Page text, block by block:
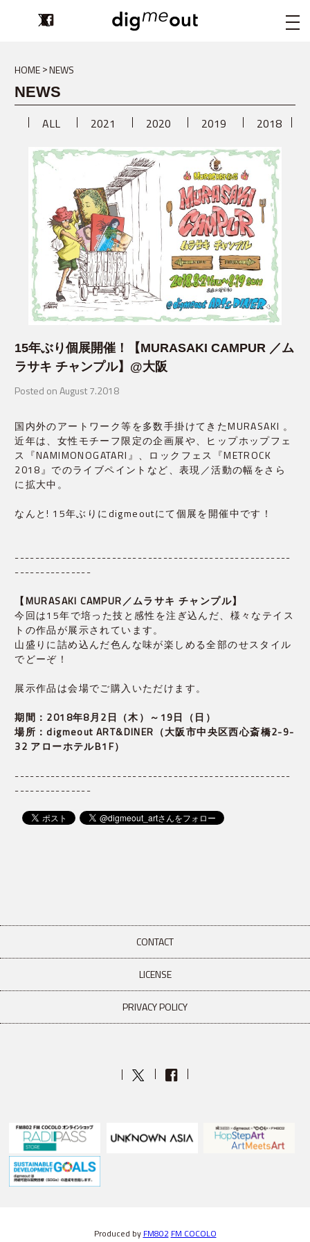
digmeout
HOME NEWS
NEWS
ALL 2021 2020 2019 2018
15年ぶり個展開催！【MURASAKI CAMPUR ／ム
ラサキ チャンプル】@大阪
Posted on August 7.2018
国内外のアートワーク等を多数手掛けてきたMURASAKI 。
近年は、女性モチーフ限定の企画展や、ヒップホップフェ
ス『NAMIMONOGATARI』、ロックフェス『METROCK
2018』でのライブペイントなど、表現／活動の幅をさら
に拡大中。
なんと! 15年ぶりにdigmeoutにて個展を開催中です！
------------------------------------------------------
---------------
【MURASAKI CAMPUR／ムラサキ チャンプル】
今回は15年で培った技と感性を注ぎ込んだ、様々なテイス
トの作品が展示されています。
山盛りに詰め込んだ色んな味が楽しめる全部のせスタイル
でどーぞ！
展示作品は会場でご購入いただけます。
期間：2018年8月2日（木）～19日（日）
場所：digmeout ART&DINER（大阪市中央区西心斎橋2-9-
32 アローホテルB1F）
------------------------------------------------------
---------------
CONTACT
LICENSE
PRIVACY POLICY
Produced by FM802 FM COCOLO